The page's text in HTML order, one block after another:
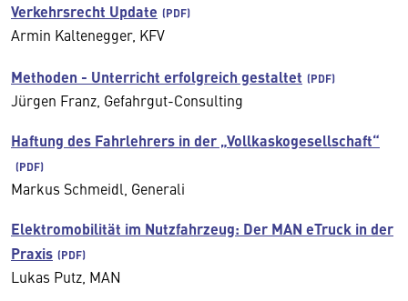
Verkehrsrecht Update
Armin Kaltenegger, KFV
Methoden - Unterricht erfolgreich gestaltet
Jürgen Franz, Gefahrgut-Consulting
Haftung des Fahrlehrers in der „Vollkaskogesellschaft“
Markus Schmeidl, Generali
Elektromobilität im Nutzfahrzeug: Der MAN eTruck in der
Praxis
Lukas Putz, MAN